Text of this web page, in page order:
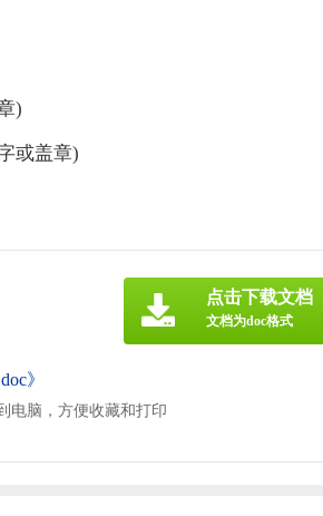
)
或盖章)
》
电脑，方便收藏和打印
点击下载文档
文档为doc格式